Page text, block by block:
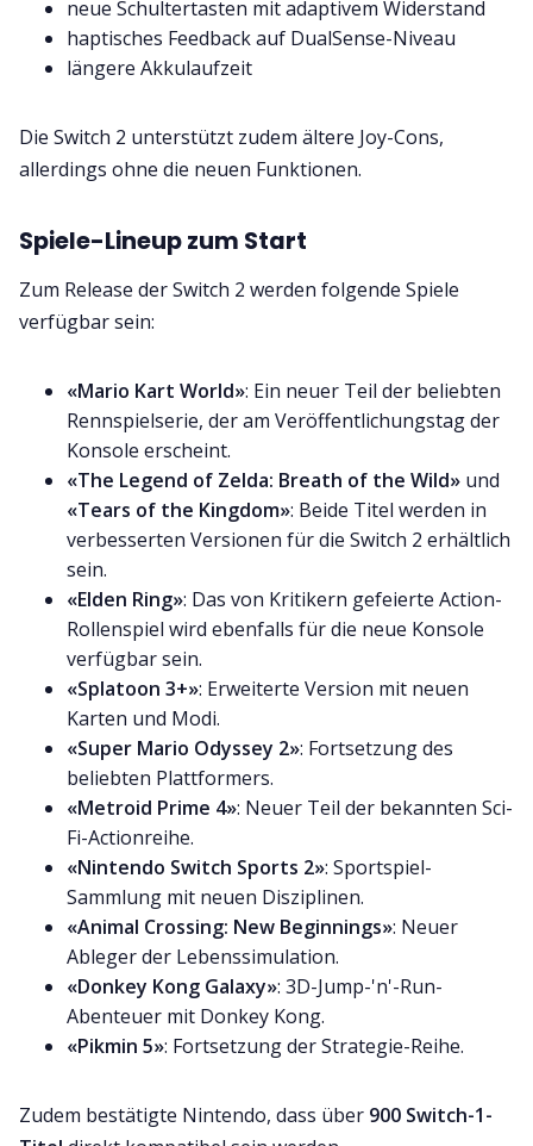
neue Schultertasten mit adaptivem Widerstand
haptisches Feedback auf DualSense-Niveau
längere Akkulaufzeit
Die Switch 2 unterstützt zudem ältere Joy-Cons,
allerdings ohne die neuen Funktionen.
Spiele-Lineup zum Start
Zum Release der Switch 2 werden folgende Spiele
verfügbar sein:
«Mario Kart World»: Ein neuer Teil der beliebten
Rennspielserie, der am Veröffentlichungstag der
Konsole erscheint.
«The Legend of Zelda: Breath of the Wild» und
«Tears of the Kingdom»: Beide Titel werden in
verbesserten Versionen für die Switch 2 erhältlich
sein.
«Elden Ring»: Das von Kritikern gefeierte Action-
Rollenspiel wird ebenfalls für die neue Konsole
verfügbar sein.
«Splatoon 3+»: Erweiterte Version mit neuen
Karten und Modi.
«Super Mario Odyssey 2»: Fortsetzung des
beliebten Plattformers.
«Metroid Prime 4»: Neuer Teil der bekannten Sci-
Fi-Actionreihe.
«Nintendo Switch Sports 2»: Sportspiel-
Sammlung mit neuen Disziplinen.
«Animal Crossing: New Beginnings»: Neuer
Ableger der Lebenssimulation.
«Donkey Kong Galaxy»: 3D-Jump-'n'-Run-
Abenteuer mit Donkey Kong.
«Pikmin 5»: Fortsetzung der Strategie-Reihe.
Zudem bestätigte Nintendo, dass über 900 Switch-1-